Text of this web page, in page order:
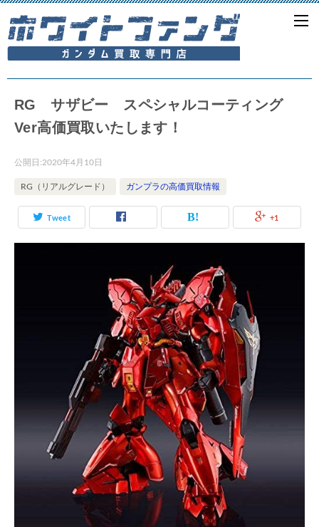
RG サザビー スペシャルコーティング
Ver高価買取いたします！
公開日:2020年4月10日
RG（リアルグレード） ガンプラの高価買取情報
Tweet +1